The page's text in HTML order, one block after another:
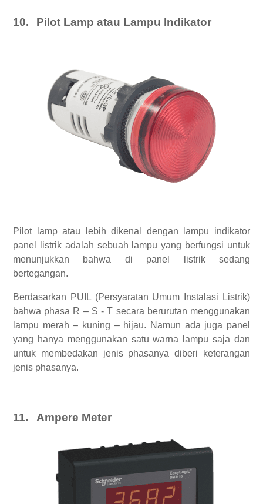
10. Pilot Lamp atau Lampu Indikator
Pilot lamp atau lebih dikenal dengan lampu indikator
panel listrik adalah sebuah lampu yang berfungsi untuk
menunjukkan bahwa di panel listrik sedang
bertegangan.
Berdasarkan PUIL (Persyaratan Umum Instalasi Listrik)
bahwa phasa R – S - T secara berurutan menggunakan
lampu merah – kuning – hijau. Namun ada juga panel
yang hanya menggunakan satu warna lampu saja dan
untuk membedakan jenis phasanya diberi keterangan
jenis phasanya.
11. Ampere Meter